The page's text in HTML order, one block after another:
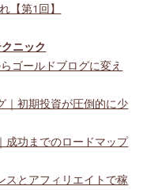
【第1回】
ニック
ゴールドブログに変え
｜初期投資が圧倒的に少
成功までのロードマップ
スとアフィリエイトで稼